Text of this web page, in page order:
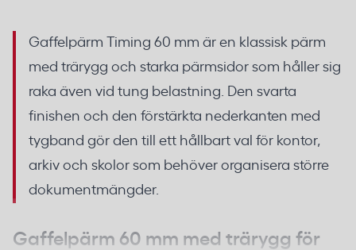
Gaffelpärm Timing 60 mm är en klassisk pärm
med trärygg och starka pärmsidor som håller sig
raka även vid tung belastning. Den svarta
finishen och den förstärkta nederkanten med
tygband gör den till ett hållbart val för kontor,
arkiv och skolor som behöver organisera större
dokumentmängder.
Gaffelpärm 60 mm med trärygg för